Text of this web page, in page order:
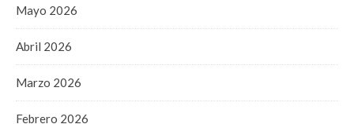
Mayo 2026
Abril 2026
Marzo 2026
Febrero 2026